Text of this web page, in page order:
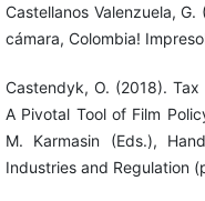
Castellanos Valenzuela,
cámara, Colombia!
Castendyk, O. (2018).
A Pivotal Tool of Film
M. Karmasin (Eds.),
Industries and Regulation